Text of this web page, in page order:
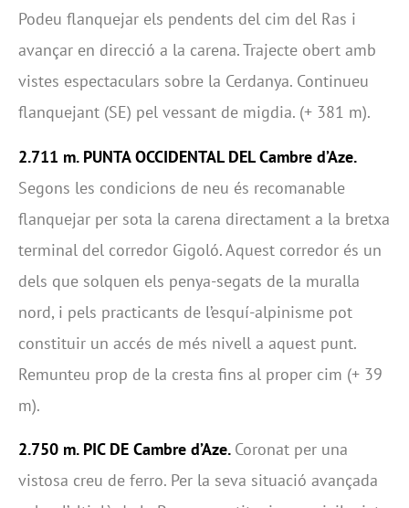
Podeu flanquejar els pendents del cim del Ras i
avançar en direcció a la carena. Trajecte obert amb
vistes espectaculars sobre la Cerdanya. Continueu
flanquejant (SE) pel vessant de migdia. (+ 381 m).
2.711 m. PUNTA OCCIDENTAL DEL Cambre d’Aze.
Segons les condicions de neu és recomanable
flanquejar per sota la carena directament a la bretxa
terminal del corredor Gigoló. Aquest corredor és un
dels que solquen els penya-segats de la muralla
nord, i pels practicants de l’esquí-alpinisme pot
constituir un accés de més nivell a aquest punt.
Remunteu prop de la cresta fins al proper cim (+ 39
m).
2.750 m. PIC DE Cambre d’Aze. Coronat per una
vistosa creu de ferro. Per la seva situació avançada